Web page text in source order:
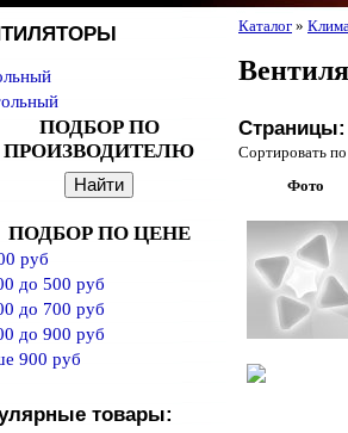
ПОДБОР ПО
ПРОИЗВОДИТЕЛЮ
ПОДБОР ПО ЦЕНЕ
руб
до 500 руб
до 700 руб
до 900 руб
900 руб
товары:
Каталог »
Страницы:
Сортировать
Фото